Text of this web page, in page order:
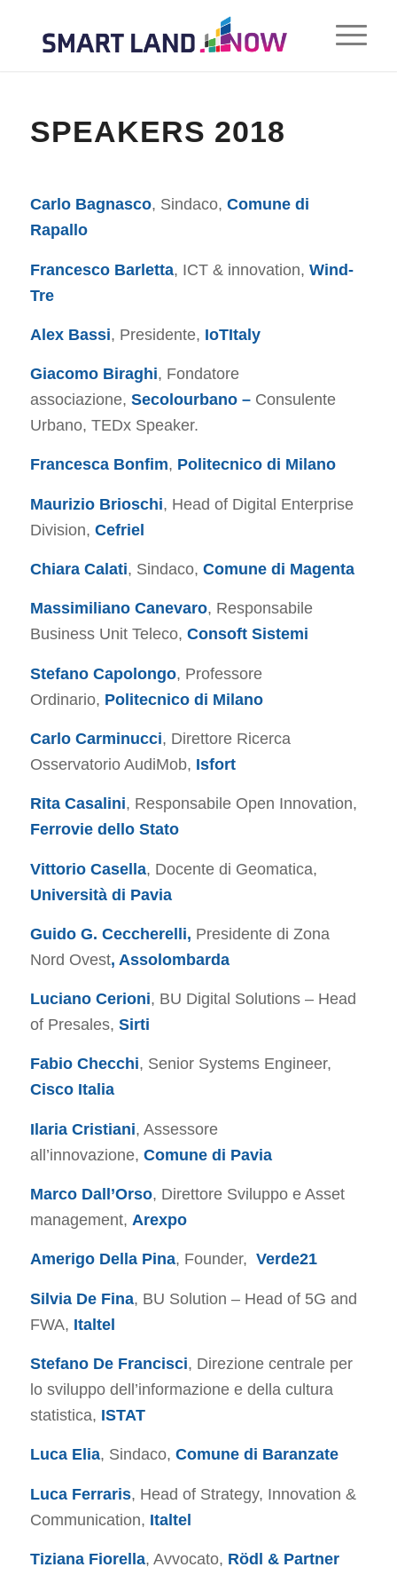
SPEAKERS 2018
Carlo Bagnasco, Sindaco, Comune di
Rapallo
Francesco Barletta, ICT & innovation, Wind-
Tre
Alex Bassi, Presidente, IoTItaly
Giacomo Biraghi, Fondatore
associazione, Secolourbano –Consulente
Urbano, TEDx Speaker.
Francesca Bonfim, Politecnico di Milano
Maurizio Brioschi, Head of Digital Enterprise
Division, Cefriel
Chiara Calati, Sindaco, Comune di Magenta
Massimiliano Canevaro, Responsabile
Business Unit Teleco, Consoft Sistemi
Stefano Capolongo, Professore
Ordinario, Politecnico di Milano
Carlo Carminucci, Direttore Ricerca
Osservatorio AudiMob, Isfort
Rita Casalini, Responsabile Open Innovation,
Ferrovie dello Stato
Vittorio Casella, Docente di Geomatica,
Università di Pavia
Guido G. Ceccherelli, Presidente di Zona
Nord Ovest, Assolombarda
Luciano Cerioni, BU Digital Solutions – Head
of Presales, Sirti
Fabio Checchi, Senior Systems Engineer,
Cisco Italia
Ilaria Cristiani, Assessore
all’innovazione, Comune di Pavia
Marco Dall’Orso, Direttore Sviluppo e Asset
management, Arexpo
Amerigo Della Pina, Founder, Verde21
Silvia De Fina, BU Solution – Head of 5G and
FWA, Italtel
Stefano De Francisci, Direzione centrale per
lo sviluppo dell’informazione e della cultura
statistica, ISTAT
Luca Elia, Sindaco, Comune di Baranzate
Luca Ferraris, Head of Strategy, Innovation &
Communication, Italtel
Tiziana Fiorella, Avvocato, Rödl & Partner